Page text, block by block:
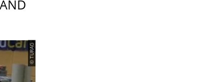
© TURAG